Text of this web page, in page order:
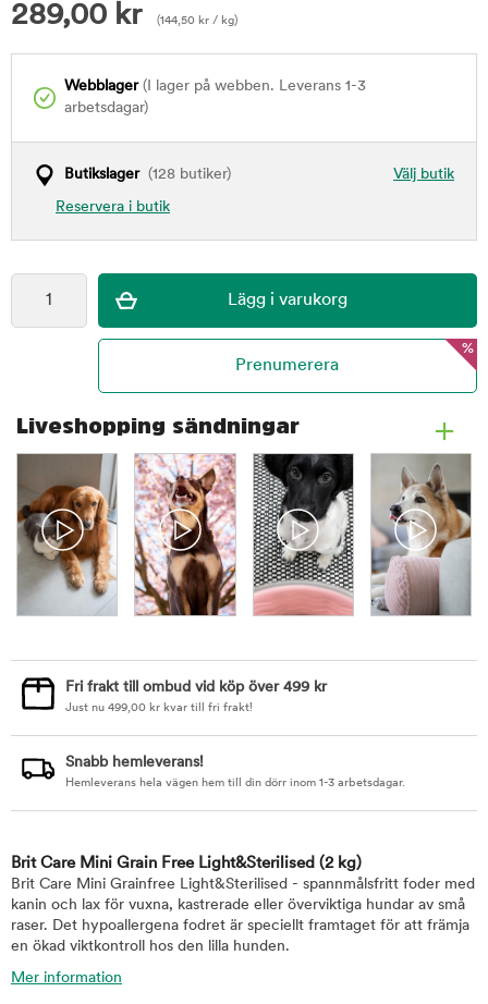
289,00 kr (144,50 kr / kg)
Webblager(I lager på webben. Leverans 1-3
arbetsdagar)
Välj butik
Butikslager(128 butiker)
Reservera i butik
%
Liveshopping sändningar
Fri frakt till ombud vid köp över 499 kr
Just nu 499,00 kr kvar till fri frakt!
Snabb hemleverans!
Hemleverans hela vägen hem till din dörr inom 1-3 arbetsdagar.
Brit Care Mini Grain Free Light&Sterilised (2 kg)
Brit Care Mini Grainfree Light&Sterilised - spannmålsfritt foder med
kanin och lax för vuxna, kastrerade eller överviktiga hundar av små
raser. Det hypoallergena fodret är speciellt framtaget för att främja
en ökad viktkontroll hos den lilla hunden.
Mer information